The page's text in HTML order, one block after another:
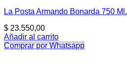
La Posta Armando Bonarda 750 Ml.
$ 23.550,00
Añadir al carrito
Comprar por Whatsapp